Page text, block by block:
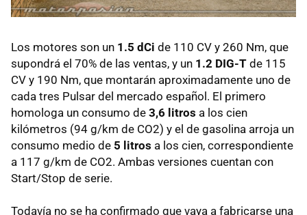
Los motores son un 1.5 dCi de 110 CV y 260 Nm, que
supondrá el 70% de las ventas, y un 1.2 DIG-T de 115
CV y 190 Nm, que montarán aproximadamente uno de
cada tres Pulsar del mercado español. El primero
homologa un consumo de 3,6 litros a los cien
kilómetros (94 g/km de CO2) y el de gasolina arroja un
consumo medio de 5 litros a los cien, correspondiente
a 117 g/km de CO2. Ambas versiones cuentan con
Start/Stop de serie.
Todavía no se ha confirmado que vaya a fabricarse una